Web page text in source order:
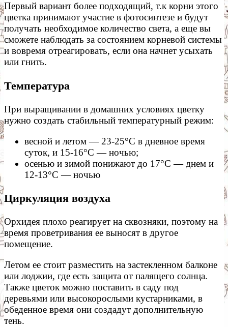
Первый вариант более подходящий, т.к корни этого
цветка принимают участие в фотосинтезе и будут
получать необходимое количество света, а еще вы
сможете наблюдать за состоянием корневой системы
и вовремя отреагировать, если она начнет усыхать
или гнить.
Температура
При выращивании в домашних условиях цветку
нужно создать стабильный температурный режим:
весной и летом — 23-25°С в дневное время
суток, и 15-16°С — ночью;
осенью и зимой понижают до 17°С — днем и
12-13°С — ночью
Циркуляция воздуха
Орхидея плохо реагирует на сквозняки, поэтому на
время проветривания ее выносят в другое
помещение.
Летом ее стоит разместить на застекленном балконе
или лоджии, где есть защита от палящего солнца.
Также цветок можно поставить в саду под
деревьями или высокорослыми кустарниками, в
обеденное время они создадут дополнительную
тень.